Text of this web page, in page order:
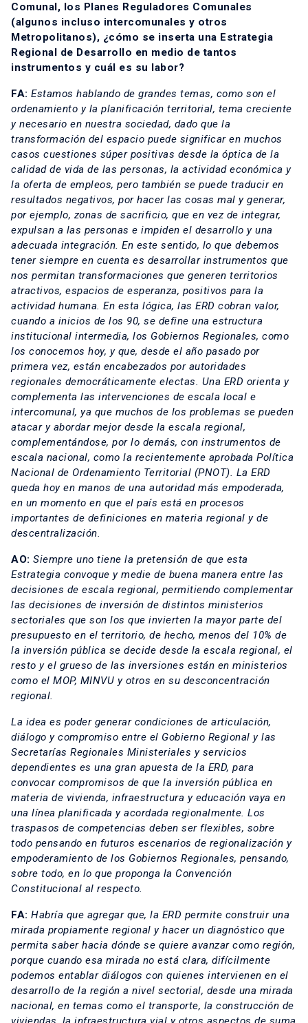
Comunal, los Planes Reguladores Comunales
(algunos incluso intercomunales y otros
Metropolitanos), ¿cómo se inserta una Estrategia
Regional de Desarrollo en medio de tantos
instrumentos y cuál es su labor?
FA: Estamos hablando de grandes temas, como son el
ordenamiento y la planificación territorial, tema creciente
y necesario en nuestra sociedad, dado que la
transformación del espacio puede significar en muchos
casos cuestiones súper positivas desde la óptica de la
calidad de vida de las personas, la actividad económica y
la oferta de empleos, pero también se puede traducir en
resultados negativos, por hacer las cosas mal y generar,
por ejemplo, zonas de sacrificio, que en vez de integrar,
expulsan a las personas e impiden el desarrollo y una
adecuada integración. En este sentido, lo que debemos
tener siempre en cuenta es desarrollar instrumentos que
nos permitan transformaciones que generen territorios
atractivos, espacios de esperanza, positivos para la
actividad humana. En esta lógica, las ERD cobran valor,
cuando a inicios de los 90, se define una estructura
institucional intermedia, los Gobiernos Regionales, como
los conocemos hoy, y que, desde el año pasado por
primera vez, están encabezados por autoridades
regionales democráticamente electas. Una ERD orienta y
complementa las intervenciones de escala local e
intercomunal, ya que muchos de los problemas se pueden
atacar y abordar mejor desde la escala regional,
complementándose, por lo demás, con instrumentos de
escala nacional, como la recientemente aprobada Política
Nacional de Ordenamiento Territorial (PNOT). La ERD
queda hoy en manos de una autoridad más empoderada,
en un momento en que el país está en procesos
importantes de definiciones en materia regional y de
descentralización.
AO: Siempre uno tiene la pretensión de que esta
Estrategia convoque y medie de buena manera entre las
decisiones de escala regional, permitiendo complementar
las decisiones de inversión de distintos ministerios
sectoriales que son los que invierten la mayor parte del
presupuesto en el territorio, de hecho, menos del 10% de
la inversión pública se decide desde la escala regional, el
resto y el grueso de las inversiones están en ministerios
como el MOP, MINVU y otros en su desconcentración
regional.
La idea es poder generar condiciones de articulación,
diálogo y compromiso entre el Gobierno Regional y las
Secretarías Regionales Ministeriales y servicios
dependientes es una gran apuesta de la ERD, para
convocar compromisos de que la inversión pública en
materia de vivienda, infraestructura y educación vaya en
una línea planificada y acordada regionalmente. Los
traspasos de competencias deben ser flexibles, sobre
todo pensando en futuros escenarios de regionalización y
empoderamiento de los Gobiernos Regionales, pensando,
sobre todo, en lo que proponga la Convención
Constitucional al respecto.
FA: Habría que agregar que, la ERD permite construir una
mirada propiamente regional y hacer un diagnóstico que
permita saber hacia dónde se quiere avanzar como región,
porque cuando esa mirada no está clara, difícilmente
podemos entablar diálogos con quienes intervienen en el
desarrollo de la región a nivel sectorial, desde una mirada
nacional, en temas como el transporte, la construcción de